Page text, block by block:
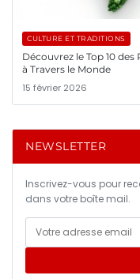
CULTURE ET TRADITIONS
Découvrez le Top 10
à Travers le Monde
15 février 2026
NEWSLETTER
Inscrivez-vous pour
dans votre boîte mail.